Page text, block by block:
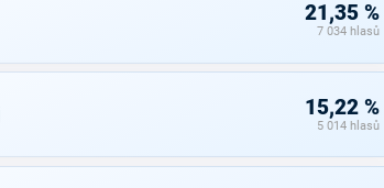
21,35 %
7 034 hlasů
15,22 %
5 014 hlasů